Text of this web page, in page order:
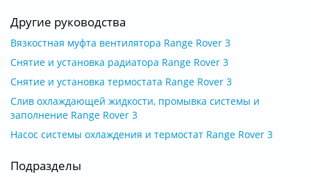
Другие руководства
Вязкостная муфта вентилятора Range Rover 3
Снятие и установка радиатора Range Rover 3
Снятие и установка термостата Range Rover 3
Слив охлаждающей жидкости, промывка системы и
заполнение Range Rover 3
Насос системы охлаждения и термостат Range Rover 3
Подразделы